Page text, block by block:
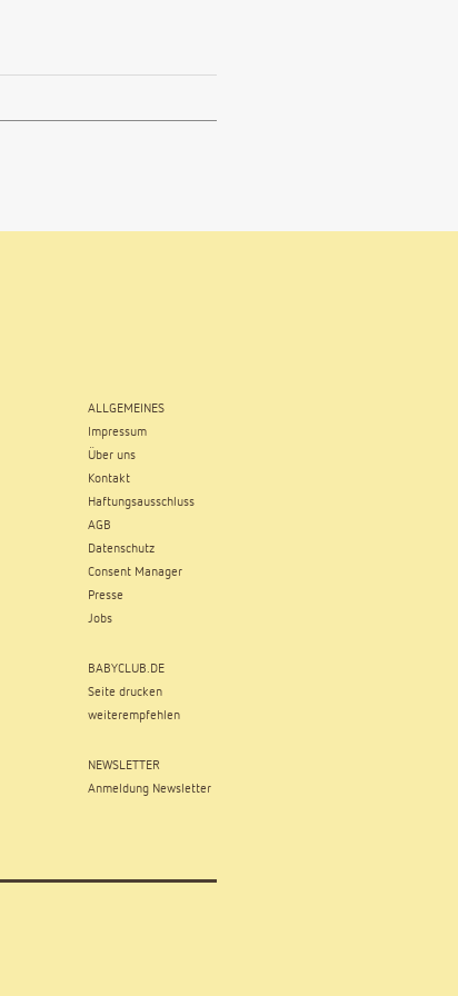
ALLGEMEINES
Impressum
Über uns
Kontakt
Haftungsausschluss
AGB
Datenschutz
Consent Manager
Presse
Jobs
BABYCLUB.DE
Seite drucken
weiterempfehlen
NEWSLETTER
Anmeldung Newsletter